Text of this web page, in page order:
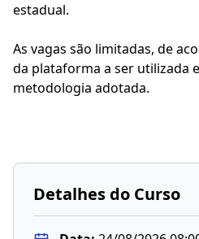
estadual.
As vagas são limitadas, de
da plataforma a ser utilizada
metodologia adotada.
Detalhes do Curso